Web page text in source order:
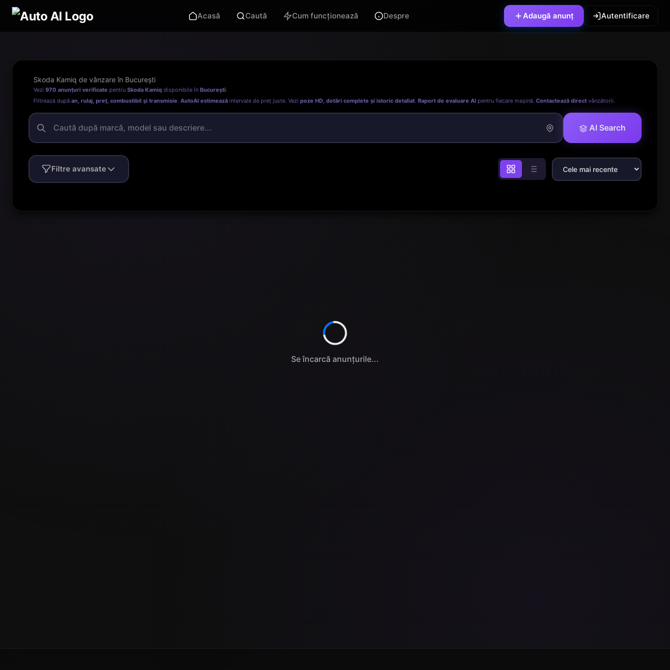
Acasă Caută Cum funcționează Despre Adaugă anunț Autentificare
Skoda Kamiq de vânzare în București
Vezi 970 anunțuri verificate pentru Skoda Kamiq disponibile în București.
Filtrează după an, rulaj, preț, combustibil și transmisie. AutoAI estimează intervale de preț juste. Vezi poze HD, dotări complete și istoric detaliat. Raport de evaluare AI pentru fiecare mașină. Contactează direct vânzătorii.
AI Search
Filtre avansate
Se încarcă anunțurile...